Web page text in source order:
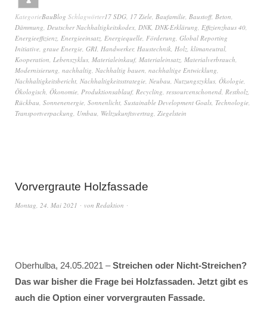
KategorieBauBlog Schlagwörter17 SDG, 17 Ziele, Baufamilie, Baustoff, Beton,
Dämmung, Deutscher Nachhaltigkeitskodex, DNK, DNK-Erklärung, Effizienzhaus 40,
Energieeffizienz, Energieeinsatz, Energiequelle, Förderung, Global Reporting
Initiative, graue Energie, GRI, Handwerker, Haustechnik, Holz, klimaneutral,
Kooperation, Lebenszyklus, Materialeinkauf, Materialeinsatz, Materialverbrauch,
Modernisierung, nachhaltig, Nachhaltig bauen, nachhaltige Entwicklung,
Nachhaltigkeitsbericht, Nachhaltigkeitsstrategie, Neubau, Nutzungszyklus, Ökologie,
Ökologisch, Ökonomie, Produktionsablauf, Recycling, ressourcenschonend, Restholz,
Rückbau, Sonnenenergie, Sonnenlicht, Sustainable Development Goals, Technologie,
Transportverpackung, Umbau, Weltzukunftsvertrag, Ziegelstein
Vorvergraute Holzfassade
Montag, 24. Mai 2021 von Redaktion
Oberhulba, 24.05.2021 –Streichen oder Nicht-Streichen?
Das war bisher die Frage bei Holzfassaden. Jetzt gibt es
auch die Option einer vorvergrauten Fassade.